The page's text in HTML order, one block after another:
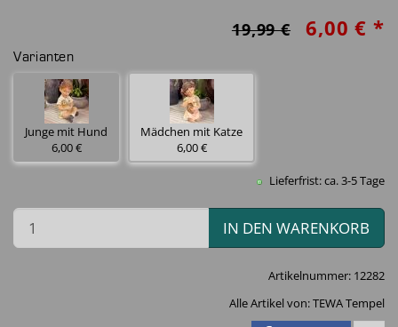
19,99 € 6,00 € *
Varianten
Junge mit Hund
6,00 €
Mädchen mit Katze
6,00 €
Lieferfrist: ca. 3-5 Tage
IN DEN WARENKORB
Artikelnummer: 12282
Alle Artikel von:TEWA Tempel